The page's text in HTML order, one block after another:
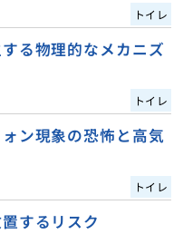
トイレ
る物理的なメカニズ
トイレ
ン現象の恐怖と高気
トイレ
するリスク